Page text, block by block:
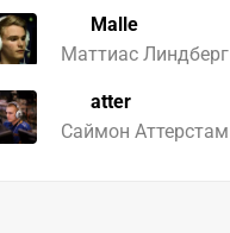
Malle
Маттиас Линдберг
atter
Саймон Аттерстам